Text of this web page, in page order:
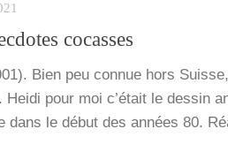
cocasses
Bien peu connue hors
Hei­di pour moi c’é­tait le des­sin
dans le début des années 80.